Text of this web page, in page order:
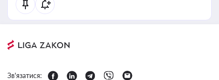
Зв'язатися: